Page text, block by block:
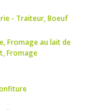
- Traiteur,Boeuf
,Fromage au lait de
,Fromage